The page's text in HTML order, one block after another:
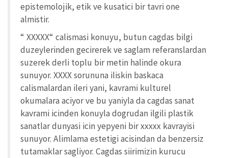
epistemolojik, etik ve kusatici bir tavri one
almistir.
“ XXXXX“ calismasi konuyu, butun cagdas bilgi
duzeylerinden gecirerek ve saglam referanslardan
suzerek derli toplu bir metin halinde okura
sunuyor. XXXX sorununa iliskin baskaca
calismalardan ileri yani, kavrami kulturel
okumalara aciyor ve bu yaniyla da cagdas sanat
kavrami icinden konuyla dogrudan ilgili plastik
sanatlar dunyasi icin yepyeni bir xxxxx kavrayisi
sunuyor. Alimlama estetigi acisindan da benzersiz
tutamaklar sagliyor. Cagdas siirimizin kurucu